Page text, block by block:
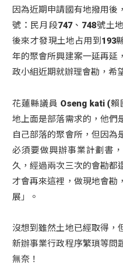
因為近期申請國有地撥用後
號：民月段747、748號土
後來才發現土地占用到193
年的聚會所興建案一延再延
政小組近期就辦理會勘，希
花蓮縣議員 Oseng kati (賴
地上面是部落需求的，他們
自己部落的聚會所，但因為
必須要做興辦事業計劃書
久，經過兩次三次的會勘都
才會再來這裡，做現地會勘
展」。
沒想到雖然土地已經取得，
新辦事業行政程序繁瑣等問
無奈！